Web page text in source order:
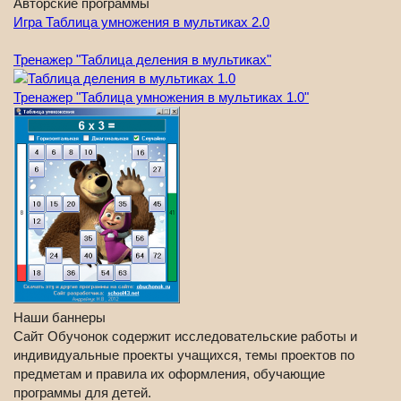
Авторские программы
Игра Таблица умножения в мультиках 2.0
Тренажер "Таблица деления в мультиках"
Тренажер "Таблица умножения в мультиках 1.0"
Наши баннеры
Сайт Обучонок содержит исследовательские работы и
индивидуальные проекты учащихся, темы проектов по
предметам и правила их оформления, обучающие
программы для детей.